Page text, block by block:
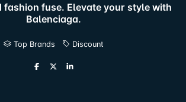
fashion fuse. Elevate your style with
Balenciaga.
Top Brands Discount